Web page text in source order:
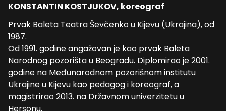
KONSTANTIN KOSTJUKOV, koreograf
Prvak Baleta Teatra Ševčenko u Kijevu (Ukrajina), od
1987.
Od 1991. godine angažovan je kao prvak Baleta
Narodnog pozorišta u Beogradu. Diplomirao je 2001.
godine na Međunarodnom pozorišnom institutu
Ukrajine u Kijevu kao pedagog i koreograf, a
magistrirao 2013. na Državnom univerzitetu u